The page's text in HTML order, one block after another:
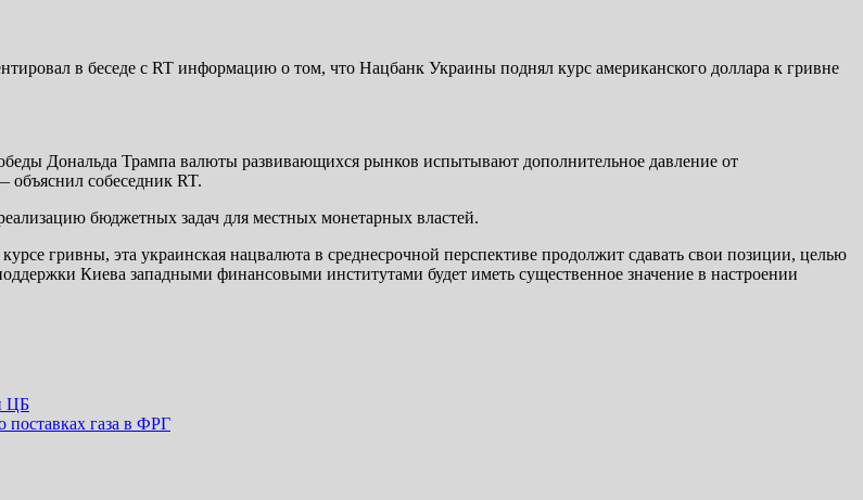
в беседе с RT информацию о том, что Нацбанк Украины поднял курс американского доллара к гривне
Дональда Трампа валюты развивающихся рынков испытывают дополнительное давление от
собеседник RT.
бюджетных задач для местных монетарных властей.
гривны, эта украинская нацвалюта в среднесрочной перспективе продолжит сдавать свои позиции, целью
Киева западными финансовыми институтами будет иметь существенное значение в настроении
ЦБ
поставках газа в ФРГ